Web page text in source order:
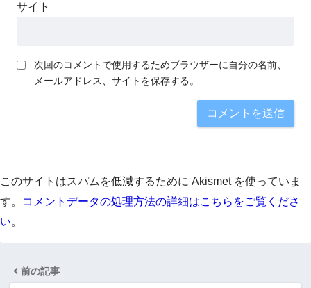
サイト
次回のコメントで使用するためブラウザーに自分の名前、
メールアドレス、サイトを保存する。
このサイトはスパムを低減するために Akismet を使っていま
す。
コメントデータの処理方法の詳細はこちらをご覧くださ
い。
前の記事